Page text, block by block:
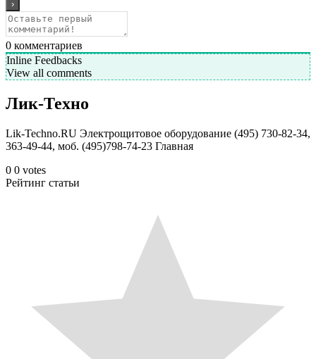
0 комментариев
Inline Feedbacks
View all comments
Лик-Техно
Lik-Techno.RU Электрощитовое оборудование (495) 730-82-34,
363-49-44, моб. (495)798-74-23 Главная
0 0 votes
Рейтинг статьи